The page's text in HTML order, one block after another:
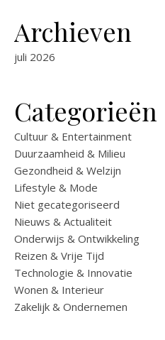
Archieven
juli 2026
Categorieën
Cultuur & Entertainment
Duurzaamheid & Milieu
Gezondheid & Welzijn
Lifestyle & Mode
Niet gecategoriseerd
Nieuws & Actualiteit
Onderwijs & Ontwikkeling
Reizen & Vrije Tijd
Technologie & Innovatie
Wonen & Interieur
Zakelijk & Ondernemen